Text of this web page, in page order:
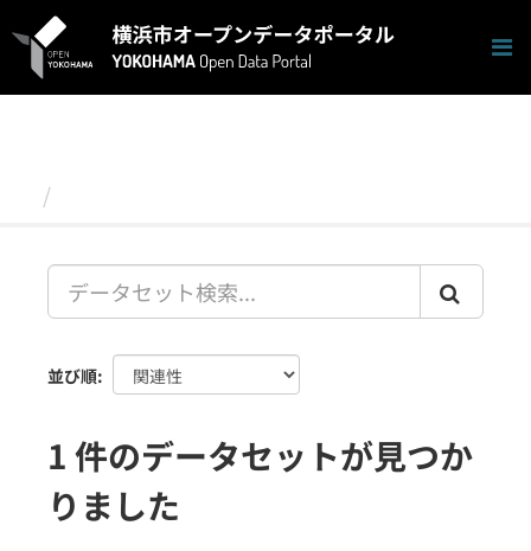
キ
並び順
1 件のデータセットが見つか
りました